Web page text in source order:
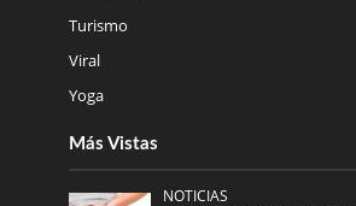
Turismo
Viral
Yoga
Más Vistas
NOTICIAS